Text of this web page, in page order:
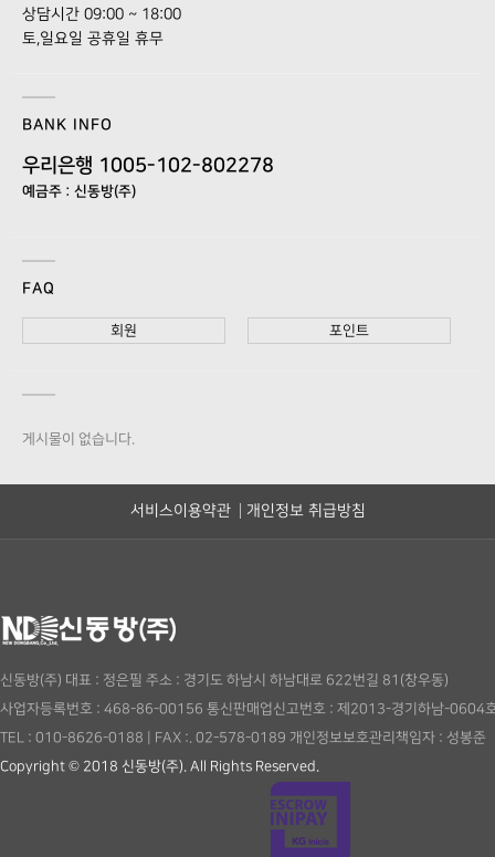
상담시간 09:00 ~ 18:00
토,일요일 공휴일 휴무
BANK INFO
우리은행 1005-102-802278
예금주 : 신동방(주)
FAQ
회원 포인트
게시물이 없습니다.
서비스이용약관 개인정보 취급방침
신동방(주) 대표 : 정은필 주소 : 경기도 하남시 하남대로 622번길 81(창우동)
사업자등록번호 : 468-86-00156 통신판매업신고번호 : 제2013-경기하남-0604
TEL : 010-8626-0188
FAX :. 02-578-0189 개인정보보호관리책임자 : 성봉준
Copyright © 2018 신동방(주). All Rights Reserved.